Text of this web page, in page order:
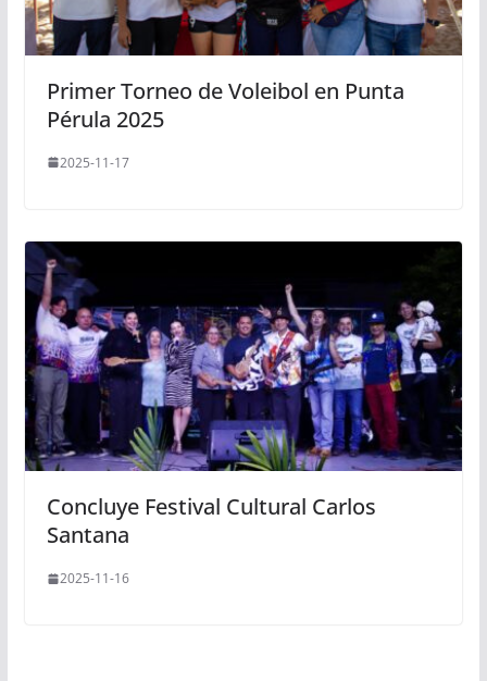
Primer Torneo de Voleibol en Punta
Pérula 2025
2025-11-17
Concluye Festival Cultural Carlos
Santana
2025-11-16